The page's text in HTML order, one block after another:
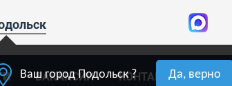
Ваш город Подольск ? Да, верно
ВАКАНСИИ КОНТАКТЫ